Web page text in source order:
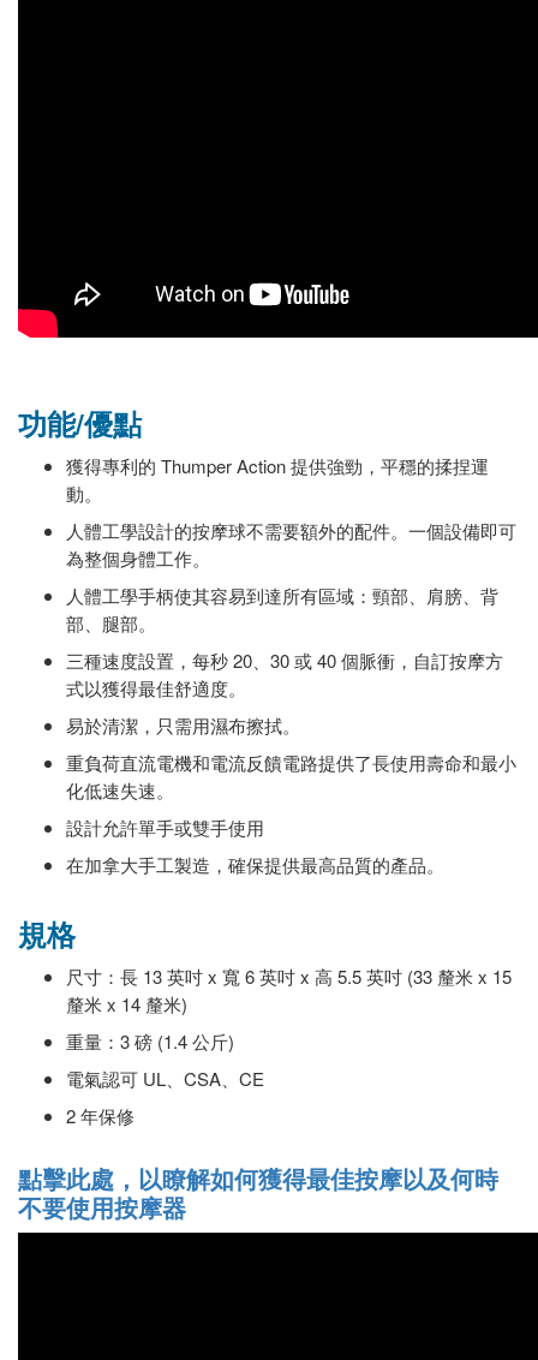
功能/優點
獲得專利的 Thumper Action 提供強勁，平穩的揉捏運
動。
人體工學設計的按摩球不需要額外的配件。一個設備即可
為整個身體工作。
人體工學手柄使其容易到達所有區域：頸部、肩膀、背
部、腿部。
三種速度設置，每秒 20、30 或 40 個脈衝，自訂按摩方
式以獲得最佳舒適度。
易於清潔，只需用濕布擦拭。
重負荷直流電機和電流反饋電路提供了長使用壽命和最小
化低速失速。
設計允許單手或雙手使用
在加拿大手工製造，確保提供最高品質的產品。
規格
尺寸：長 13 英吋 x 寬 6 英吋 x 高 5.5 英吋 (33 釐米 x 15
釐米 x 14 釐米)
重量：3 磅 (1.4 公斤)
電氣認可 UL、CSA、CE
2 年保修
點擊此處，以瞭解如何獲得最佳按摩以及何時
不要使用按摩器